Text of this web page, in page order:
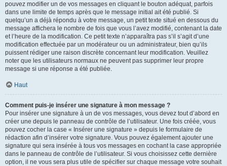
pouvez modifier un de vos messages en cliquant le bouton adéquat, parfois
dans une limite de temps après que le message initial ait été publié. Si
quelqu’un a déjà répondu à votre message, un petit texte situé en dessous du
message affichera le nombre de fois que vous l’avez modifié, contenant la date
et l’heure de la modification. Ce petit texte n’apparaîtra pas s’il s’agit d’une
modification effectuée par un modérateur ou un administrateur, bien qu’ils
puissent rédiger une raison discrète concernant leur modification. Veuillez
noter que les utilisateurs normaux ne peuvent pas supprimer leur propre
message si une réponse a été publiée.
Haut
Comment puis-je insérer une signature à mon message ?
Pour insérer une signature à un de vos messages, vous devez tout d’abord en
créer une depuis le panneau de contrôle de l’utilisateur. Une fois créée, vous
pouvez cocher la case « Insérer une signature » depuis le formulaire de
rédaction afin d’insérer votre signature. Vous pouvez également ajouter une
signature qui sera insérée à tous vos messages en cochant la case appropriée
dans le panneau de contrôle de l’utilisateur. Si vous choisissez cette dernière
option, il ne vous sera plus utile de spécifier sur chaque message votre souhait